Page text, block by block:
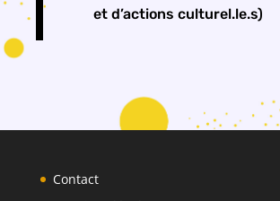
et d’actions culturel.le.s)
Contact